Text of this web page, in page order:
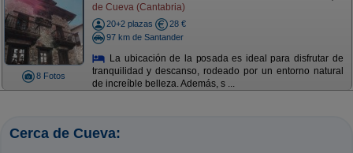
8 Fotos
de Cueva (Cantabria)
20+2 plazas
28 €
97 km de Santander
La ubicación de la posada es ideal para disfrutar de
tranquilidad y descanso, rodeado por un entorno natural
de increíble belleza. Además, s ...
Cerca de Cueva: